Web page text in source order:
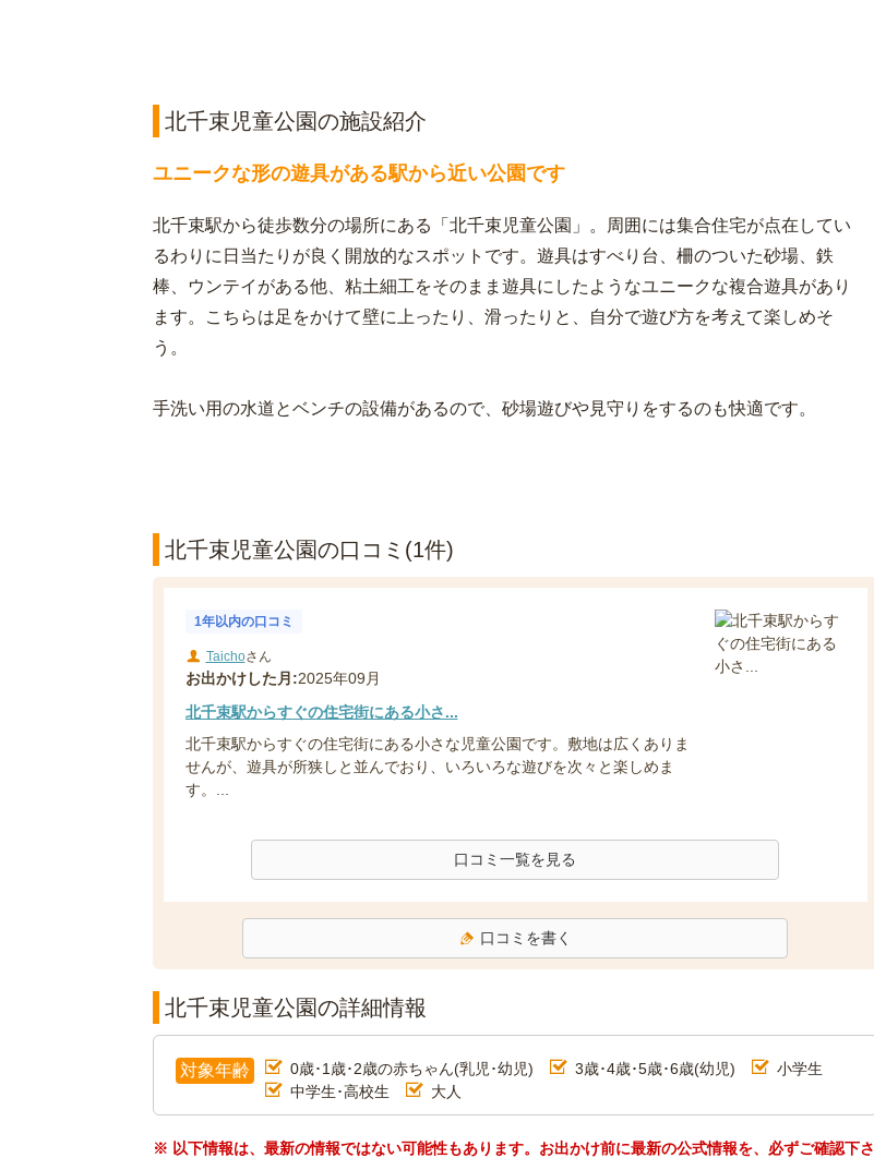
北千束児童公園の施設紹介
ユニークな形の遊具がある駅から近い公園です
北千束駅から徒歩数分の場所にある「北千束児童公園」。周囲には集合住宅が点在してい
るわりに日当たりが良く開放的なスポットです。遊具はすべり台、柵のついた砂場、鉄
棒、ウンテイがある他、粘土細工をそのまま遊具にしたようなユニークな複合遊具があり
ます。こちらは足をかけて壁に上ったり、滑ったりと、自分で遊び方を考えて楽しめそ
う。
手洗い用の水道とベンチの設備があるので、砂場遊びや見守りをするのも快適です。
北千束児童公園の口コミ(1件)
1年以内の口コミ
Taichoさん
お出かけした月:2025年09月
北千束駅からすぐの住宅街にある小さ...
北千束駅からすぐの住宅街にある小さな児童公園です。敷地は広くありま
せんが、遊具が所狭しと並んでおり、いろいろな遊びを次々と楽しめま
す。...
口コミ一覧を見る
口コミを書く
北千束児童公園の詳細情報
対象年齢 0歳･1歳･2歳の赤ちゃん(乳児･幼児) 3歳･4歳･5歳･6歳(幼児)
小学生
中学生･高校生
大人
※ 以下情報は、最新の情報ではない可能性もあります。お出かけ前に最新の公式情報を、必ずご確認下さ